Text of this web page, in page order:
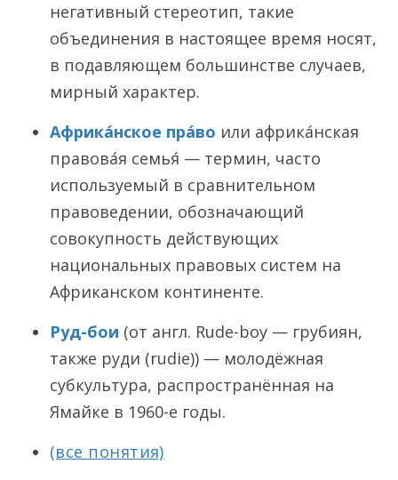
негативный стереотип, такие
объединения в настоящее время носят,
в подавляющем большинстве случаев,
мирный характер.
Африка́нское пра́во или африка́нская
правова́я семья́ — термин, часто
используемый в сравнительном
правоведении, обозначающий
совокупность действующих
национальных правовых систем на
Африканском континенте.
Руд-бои (от англ. Rude-boy — грубиян,
также руди (rudie)) — молодёжная
субкультура, распространённая на
Ямайке в 1960-е годы.
(все понятия)